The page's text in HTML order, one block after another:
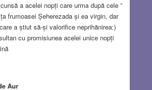
a acelei nopți care urma după cele ”
frumoasei Șeherezada și ea virgin, dar
a știut să-și valorifice neprihănirea:)
cu promisiunea acelei unice nopți
Aur